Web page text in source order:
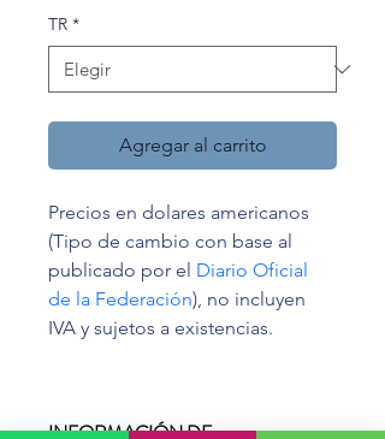
TR *
Agregar al carrito
Precios en dolares americanos
(Tipo de cambio con base al
publicado por el Diario Oficial
de la Federación), no incluyen
IVA y sujetos a existencias.
INFORMACIÓN DE